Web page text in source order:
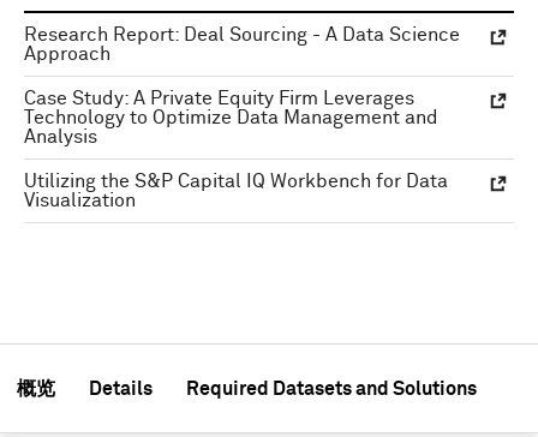
Research Report: Deal Sourcing - A Data Science
Approach
Case Study: A Private Equity Firm Leverages
Technology to Optimize Data Management and
Analysis
Utilizing the S&P Capital IQ Workbench for Data
Visualization
概览 Details Required Datasets and Solutions